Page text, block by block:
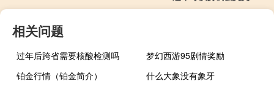
相关问题
过年后跨省需要核酸检测吗
梦幻西游95剧情奖励
铂金行情（铂金简介）
什么大象没有象牙